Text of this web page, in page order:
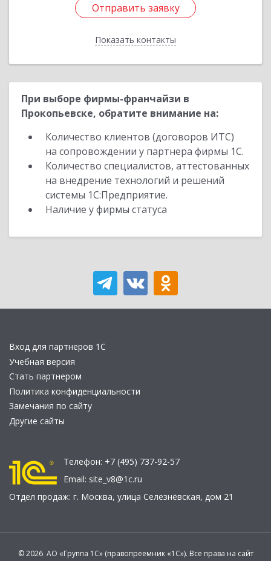
Отправить заявку
Показать контакты
Отправить заявку
Назад
При выборе фирмы-франчайзи в
Прокопьевске, обратите внимание на:
Количество клиентов (договоров ИТС)
на сопровождении у партнера фирмы 1С.
Количество специалистов, аттестованных
на внедрение технологий и решений
системы 1С:Предприятие.
Наличие у фирмы статуса
Вход для партнеров 1С
Учебная версия
Стать партнером
Политика конфиденциальности
Замечания по сайту
Другие сайты
Телефон: +7 (495) 737-92-57
Email: site_v8@1c.ru
Отдел продаж: г. Москва, улица Селезнёвская, дом 21
© 2026 АО «Группа 1С» (правопреемник «1С»). Все права на сайт